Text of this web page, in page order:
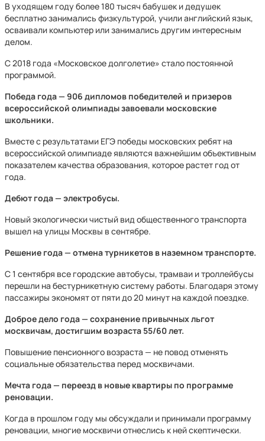
В уходящем году более 180 тысяч бабушек и дедушек
бесплатно занимались физкультурой, учили английский язык,
осваивали компьютер или занимались другим интересным
делом.
С 2018 года «Московское долголетие» стало постоянной
программой.
Победа года — 906 дипломов победителей и призеров
всероссийской олимпиады завоевали московские
школьники.
Вместе с результатами ЕГЭ победы московских ребят на
всероссийской олимпиаде являются важнейшим объективным
показателем качества образования, которое растет год от
года.
Дебют года — электробусы.
Новый экологически чистый вид общественного транспорта
вышел на улицы Москвы в сентябре.
Решение года — отмена турникетов в наземном транспорте.
С 1 сентября все городские автобусы, трамваи и троллейбусы
перешли на бестурникетную систему работы. Благодаря этому
пассажиры экономят от пяти до 20 минут на каждой поездке.
Доброе дело года — сохранение привычных льгот
москвичам, достигшим возраста 55/60 лет.
Повышение пенсионного возраста — не повод отменять
социальные обязательства перед москвичами.
Мечта года — переезд в новые квартиры по программе
реновации.
Когда в прошлом году мы обсуждали и принимали программу
реновации, многие москвичи отнеслись к ней скептически.